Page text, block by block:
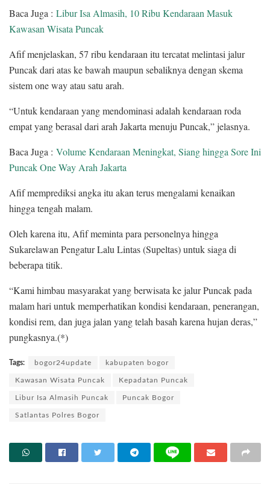
Baca Juga : Libur Isa Almasih, 10 Ribu Kendaraan Masuk
Kawasan Wisata Puncak
Afif menjelaskan, 57 ribu kendaraan itu tercatat melintasi jalur
Puncak dari atas ke bawah maupun sebaliknya dengan skema
sistem one way atau satu arah.
“Untuk kendaraan yang mendominasi adalah kendaraan roda
empat yang berasal dari arah Jakarta menuju Puncak,” jelasnya.
Baca Juga : Volume Kendaraan Meningkat, Siang hingga Sore Ini
Puncak One Way Arah Jakarta
Afif memprediksi angka itu akan terus mengalami kenaikan
hingga tengah malam.
Oleh karena itu, Afif meminta para personelnya hingga
Sukarelawan Pengatur Lalu Lintas (Supeltas) untuk siaga di
beberapa titik.
“Kami himbau masyarakat yang berwisata ke jalur Puncak pada
malam hari untuk memperhatikan kondisi kendaraan, penerangan,
kondisi rem, dan juga jalan yang telah basah karena hujan deras,”
pungkasnya.(*)
Tags: bogor24update kabupaten bogor
Kawasan Wisata Puncak Kepadatan Puncak
Libur Isa Almasih Puncak Puncak Bogor
Satlantas Polres Bogor